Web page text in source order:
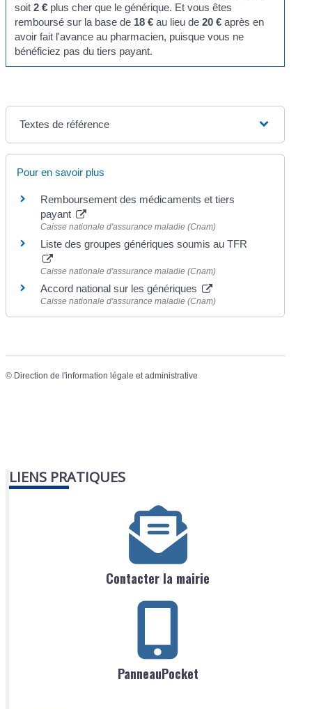
soit 2 €plus cher que le générique. Et vous êtes
remboursé sur la base de 18 €au lieu de 20 €après en
avoir fait l'avance au pharmacien, puisque vous ne
bénéficiez pas du tiers payant.
Textes de référence
Pour en savoir plus
Remboursement des médicaments et tiers
payant
Caisse nationale d'assurance maladie (Cnam)
Liste des groupes génériques soumis au TFR
Caisse nationale d'assurance maladie (Cnam)
Accord national sur les génériques
Caisse nationale d'assurance maladie (Cnam)
© Direction de l'information légale et administrative
LIENS PRATIQUES
Contacter la mairie
PanneauPocket